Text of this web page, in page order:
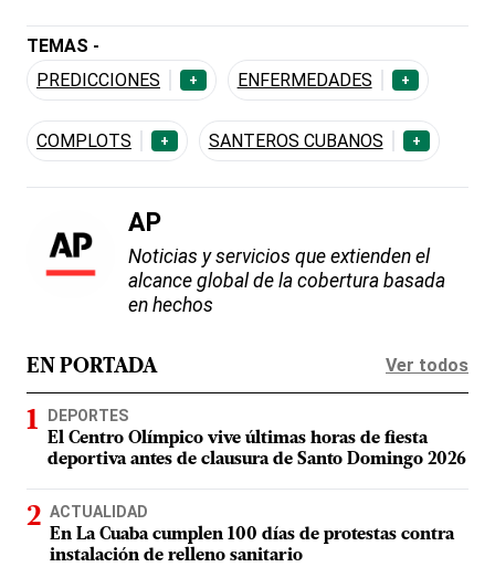
TEMAS -
PREDICCIONES
+ ENFERMEDADES +
COMPLOTS + SANTEROS CUBANOS +
AP
Noticias y servicios que extienden el
alcance global de la cobertura basada
en hechos
EN PORTADA Ver todos
DEPORTES
El Centro Olímpico vive últimas horas de fiesta
deportiva antes de clausura de Santo Domingo 2026
ACTUALIDAD
En La Cuaba cumplen 100 días de protestas contra
instalación de relleno sanitario